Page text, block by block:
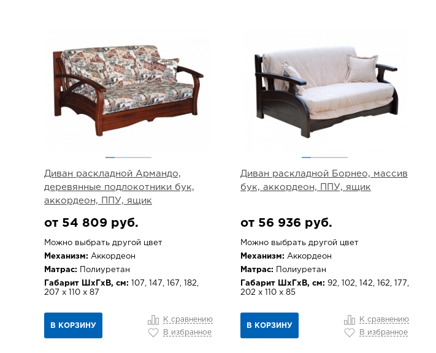
Диван раскладной Армандо,
деревянные подлокотники бук,
аккордеон, ППУ, ящик
от 54 809 руб.
Можно выбрать другой цвет
Механизм: Аккордеон
Матрас: Полиуретан
Габарит ШхГхВ, см: 107, 147, 167, 182,
207 х 110 х 87
В КОРЗИНУ
К сравнению
В избранное
Диван раскладной Борнео, массив
бук, аккордеон, ППУ, ящик
от 56 936 руб.
Можно выбрать другой цвет
Механизм: Аккордеон
Матрас: Полиуретан
Габарит ШхГхВ, см: 92, 102, 142, 162, 177,
202 х 110 х 85
В КОРЗИНУ
К сравнению
В избранное